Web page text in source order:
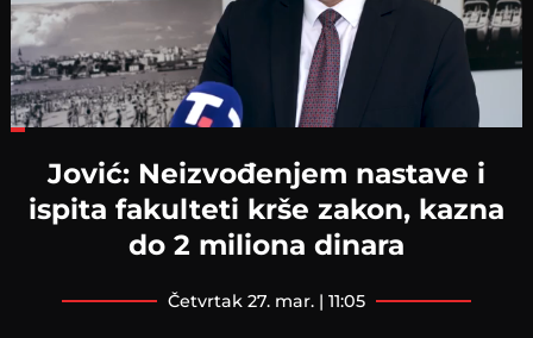
Jović: Neizvođenjem nastave i
ispita fakulteti krše zakon, kazna
do 2 miliona dinara
četvrtak 27. mar. | 11:05